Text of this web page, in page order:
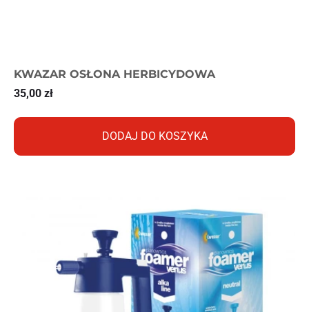
KWAZAR OSŁONA HERBICYDOWA
35,00 zł
DODAJ DO KOSZYKA